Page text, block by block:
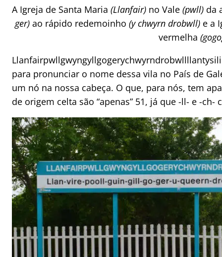
A Igreja de Santa Maria (Llanfair) no Vale (pwll) da
ger) ao rápido redemoinho (y chwyrn drobwll) e a
vermelha
para pronunciar o nome dessa vila no País de
um nó na nossa cabeça. O que, para nós, tem
de origem celta são “apenas” 51, já que -ll- e -